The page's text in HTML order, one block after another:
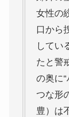
女性の
口から
してい
たと警
の奥に
つな形
豊）は